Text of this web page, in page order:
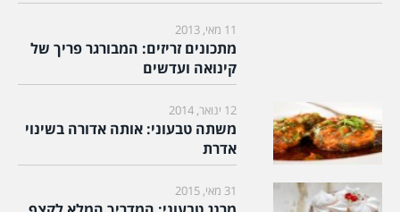
11 מאי, 2013
מתכונים זריזים: המבורגר פריך של
קינואה ועדשים
12 ינואר, 2014
משתה טבעוני: אותה אדורה בשינוי
אדרת
31 מאי, 2015